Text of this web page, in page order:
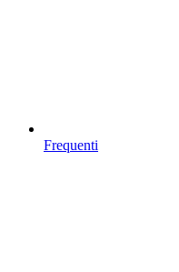
Frequenti